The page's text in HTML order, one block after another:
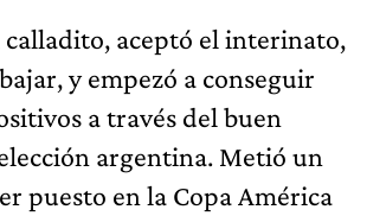
calladito, aceptó el interinato,
y empezó a conseguir
a través del buen
argentina. Metió un
puesto en la Copa América